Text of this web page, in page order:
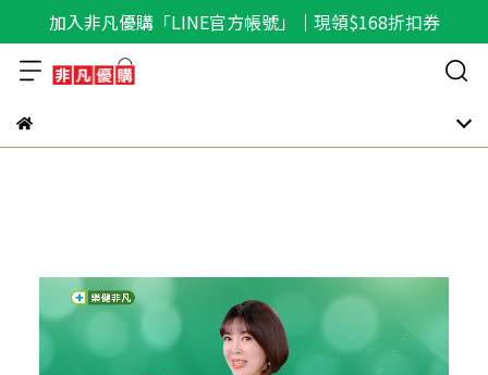
加入非凡優購「LINE官方帳號」｜現領$168折扣券